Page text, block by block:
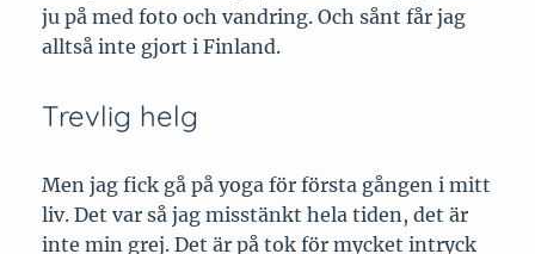
ju på med foto och vandring. Och sånt får jag
alltså inte gjort i Finland.
Trevlig helg
Men jag fick gå på yoga för första gången i mitt
liv. Det var så jag misstänkt hela tiden, det är
inte min grej. Det är på tok för mycket intryck